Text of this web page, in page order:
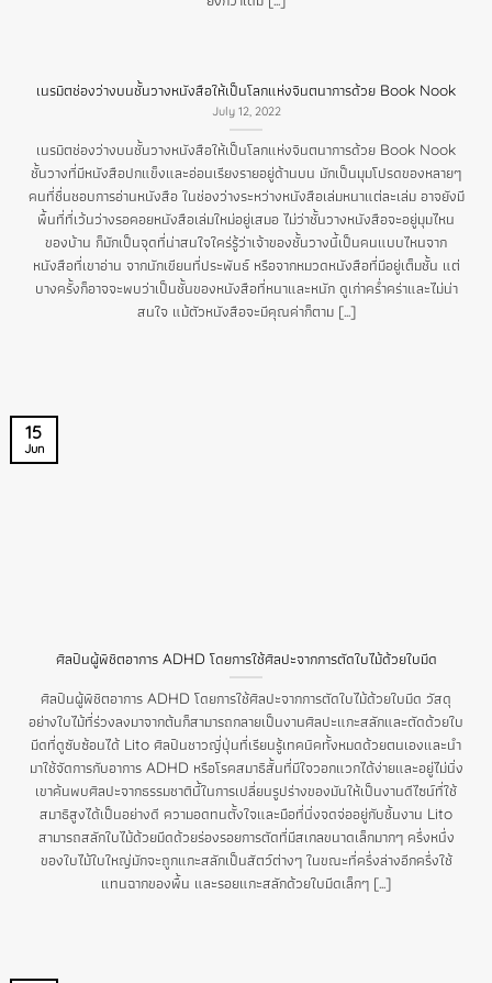
เนรมิตช่องว่างบนชั้นวางหนังสือให้เป็นโลกแห่งจินตนาการด้วย Book Nook
July 12, 2022
เนรมิตช่องว่างบนชั้นวางหนังสือให้เป็นโลกแห่งจินตนาการด้วย Book Nook
ชั้นวางที่มีหนังสือปกแข็งและอ่อนเรียงรายอยู่ด้านบน มักเป็นมุมโปรดของหลายๆ
คนที่ชื่นชอบการอ่านหนังสือ ในช่องว่างระหว่างหนังสือเล่มหนาแต่ละเล่ม อาจยังมี
พื้นที่ที่เว้นว่างรอคอยหนังสือเล่มใหม่อยู่เสมอ ไม่ว่าชั้นวางหนังสือจะอยู่มุมไหน
ของบ้าน ก็มักเป็นจุดที่น่าสนใจใคร่รู้ว่าเจ้าของชั้นวางนี้เป็นคนแบบไหนจาก
หนังสือที่เขาอ่าน จากนักเขียนที่ประพันธ์ หรือจากหมวดหนังสือที่มีอยู่เต็มชั้น แต่
บางครั้งก็อาจจะพบว่าเป็นชั้นของหนังสือที่หนาและหนัก ดูเก่าคร่ำคร่าและไม่น่า
สนใจ แม้ตัวหนังสือจะมีคุณค่าก็ตาม [...]
ศิลปินผู้พิชิตอาการ ADHD โดยการใช้ศิลปะจากการตัดใบไม้ด้วยใบมีด
ศิลปินผู้พิชิตอาการ ADHD โดยการใช้ศิลปะจากการตัดใบไม้ด้วยใบมีด วัสดุ
อย่างใบไม้ที่ร่วงลงมาจากต้นก็สามารถกลายเป็นงานศิลปะแกะสลักและตัดด้วยใบ
มีดที่ดูซับซ้อนได้ Lito ศิลปินชาวญี่ปุ่นที่เรียนรู้เทคนิคทั้งหมดด้วยตนเองและนำ
มาใช้จัดการกับอาการ ADHD หรือโรคสมาธิสั้นที่มีใจวอกแวกได้ง่ายและอยู่ไม่นิ่ง
เขาค้นพบศิลปะจากธรรมชาตินี้ในการเปลี่ยนรูปร่างของมันให้เป็นงานดีไซน์ที่ใช้
สมาธิสูงได้เป็นอย่างดี ความอดทนตั้งใจและมือที่นิ่งจดจ่ออยู่กับชิ้นงาน Lito
สามารถสลักใบไม้ด้วยมีดด้วยร่องรอยการตัดที่มีสเกลขนาดเล็กมากๆ ครึ่งหนึ่ง
ของใบไม้ใบใหญ่มักจะถูกแกะสลักเป็นสัตว์ต่างๆ ในขณะที่ครึ่งล่างอีกครึ่งใช้
แทนฉากของพื้น และรอยแกะสลักด้วยใบมีดเล็กๆ [...]
15
Jun